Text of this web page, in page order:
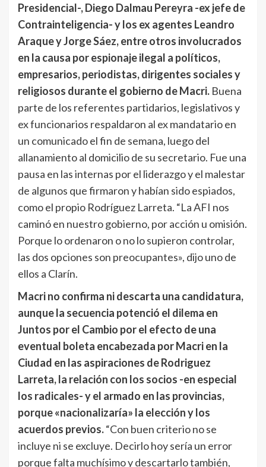
Presidencial-, Diego Dalmau Pereyra -ex jefe de
Contrainteligencia- y los ex agentes Leandro
Araque y Jorge Sáez, entre otros involucrados
en la causa por espionaje ilegal a políticos,
empresarios, periodistas, dirigentes sociales y
religiosos durante el gobierno de Macri. Buena
parte de los referentes partidarios, legislativos y
ex funcionarios respaldaron al ex mandatario en
un comunicado el fin de semana, luego del
allanamiento al domicilio de su secretario. Fue una
pausa en las internas por el liderazgo y el malestar
de algunos que firmaron y habían sido espiados,
como el propio Rodríguez Larreta. “La AFI nos
caminó en nuestro gobierno, por acción u omisión.
Porque lo ordenaron o no lo supieron controlar,
las dos opciones son preocupantes», dijo uno de
ellos a Clarín.
Macri no confirma ni descarta una candidatura,
aunque la secuencia potenció el dilema en
Juntos por el Cambio por el efecto de una
eventual boleta encabezada por Macri en la
Ciudad en las aspiraciones de Rodriguez
Larreta, la relación con los socios -en especial
los radicales- y el armado en las provincias,
porque «nacionalizaría» la elección y los
acuerdos previos.“Con buen criterio no se
incluye ni se excluye. Decirlo hoy sería un error
porque falta muchísimo y descartarlo también,